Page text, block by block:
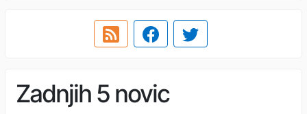
Zadnjih 5 novic